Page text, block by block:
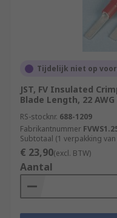
Tijdelijk niet op
JST, FV Insulated
Blade Length, 22 AWG
RS-stocknr. 688-1209
Fabrikantnummer
Subtotaal (1 verpakking
€ 23,90(excl. BTW)
Aantal